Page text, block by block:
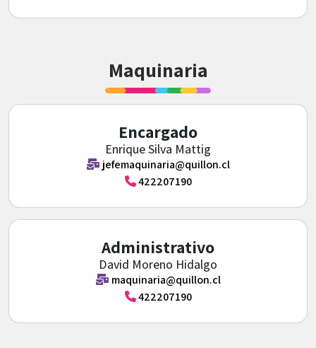
Maquinaria
Encargado
Enrique Silva Mattig
jefemaquinaria@quillon.cl
422207190
Administrativo
David Moreno Hidalgo
maquinaria@quillon.cl
422207190